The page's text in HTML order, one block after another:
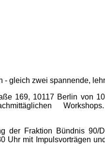
gleich zwei spannende,
169, 10117 Berlin von
der Fraktion Bündnis
Uhr mit Impulsvorträgen